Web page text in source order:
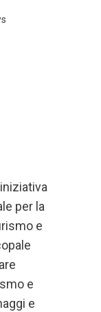
per la
e
e
e